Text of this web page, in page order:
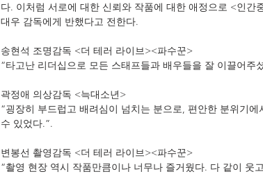
다. 이처럼 서로에 대한 신뢰와 작품에 대한 애정으로 <인
대우 감독에게 반했다고 전한다.
송현석 조명감독 <더 테러 라이브><파수꾼>
“타고난 리더십으로 모든 스태프들과 배우들을 잘 이끌어주
곽정애 의상감독 <늑대소년>
“굉장히 부드럽고 배려심이 넘치는 분으로, 편안한 분위기
수 있었다.”.
변봉선 촬영감독 <더 테러 라이브><파수꾼>
“촬영 현장 역시 작품만큼이나 너무나 즐거웠다. 다 같이